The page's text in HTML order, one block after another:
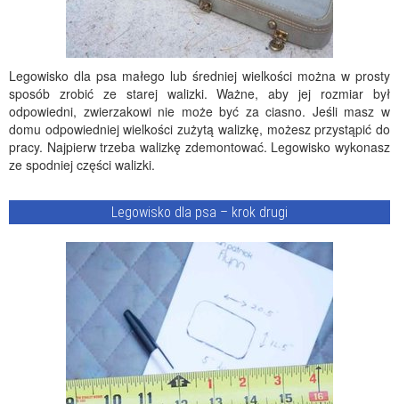
Legowisko dla psa małego lub średniej wielkości można w prosty
sposób zrobić ze starej walizki. Ważne, aby jej rozmiar był
odpowiedni, zwierzakowi nie może być za ciasno. Jeśli masz w
domu odpowiedniej wielkości zużytą walizkę, możesz przystąpić do
pracy. Najpierw trzeba walizkę zdemontować. Legowisko wykonasz
ze spodniej części walizki.
Legowisko dla psa – krok drugi